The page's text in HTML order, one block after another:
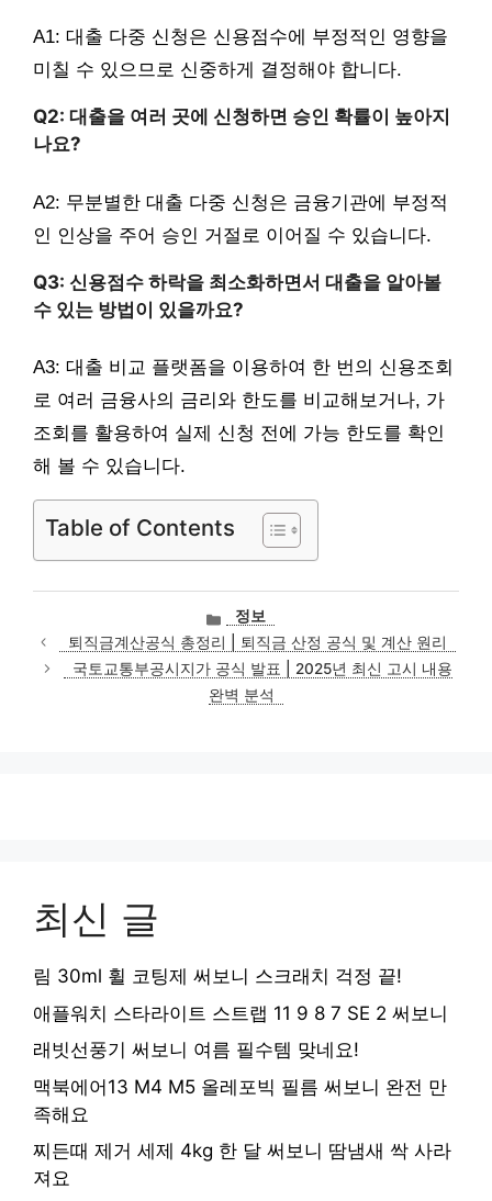
A1: 대출 다중 신청은 신용점수에 부정적인 영향을
미칠 수 있으므로 신중하게 결정해야 합니다.
Q2: 대출을 여러 곳에 신청하면 승인 확률이 높아지
나요?
A2: 무분별한 대출 다중 신청은 금융기관에 부정적
인 인상을 주어 승인 거절로 이어질 수 있습니다.
Q3: 신용점수 하락을 최소화하면서 대출을 알아볼
수 있는 방법이 있을까요?
A3: 대출 비교 플랫폼을 이용하여 한 번의 신용조회
로 여러 금융사의 금리와 한도를 비교해보거나, 가
조회를 활용하여 실제 신청 전에 가능 한도를 확인
해 볼 수 있습니다.
Table of Contents
카
테
고
리
정보
퇴직금계산공식 총정리 | 퇴직금 산정 공식 및 계산 원리
국토교통부공시지가 공식 발표 | 2025년 최신 고시 내용
완벽 분석
최신 글
림 30ml 휠 코팅제 써보니 스크래치 걱정 끝!
애플워치 스타라이트 스트랩 11 9 8 7 SE 2 써보니
래빗선풍기 써보니 여름 필수템 맞네요!
맥북에어13 M4 M5 올레포빅 필름 써보니 완전 만
족해요
찌든때 제거 세제 4kg 한 달 써보니 땀냄새 싹 사라
져요